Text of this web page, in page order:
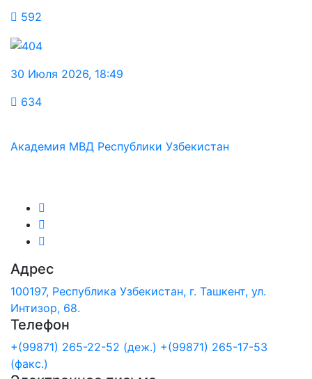
592
30 Июля 2026, 18:49
634
Академия МВД Республики Узбекистан
Адрес
100197, Республика Узбекистан, г. Ташкент, ул.
Интизор, 68.
Телефон
+(99871) 265-22-52 (деж.) +(99871) 265-17-53
(факс.)